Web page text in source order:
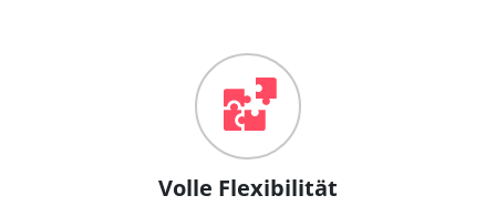
Volle Flexibilität